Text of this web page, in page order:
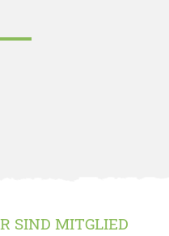
SIND MITGLIED